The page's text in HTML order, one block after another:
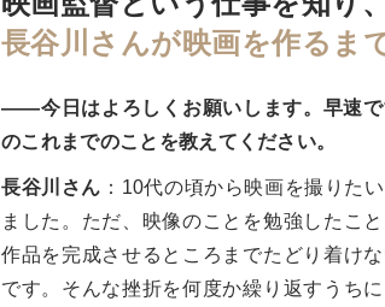
長谷川さんが映画を作るまで
――今日はよろしくお願いします。早速で
のこれまでのことを教えてください。
長谷川さん ：10代の頃から映画を撮りた
ました。ただ、映像のことを勉強したこ
作品を完成させるところまでたどり着け
です。そんな挫折を何度か繰り返すうち